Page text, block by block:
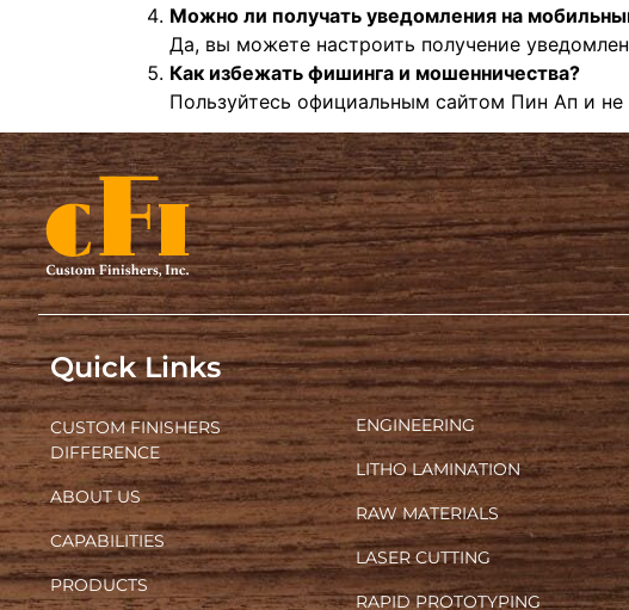
Можно ли получать уведомления на
Да, вы можете настроить получение
Как избежать фишинга и мошенничества?
Пользуйтесь официальным сайтом Пин Ап и
Quick Links
CUSTOM FINISHERS
DIFFERENCE
ABOUT US
CAPABILITIES
PRODUCTS
ENGINEERING
LITHO LAMINATION
RAW MATERIALS
LASER CUTTING
RAPID PROTOTYPING